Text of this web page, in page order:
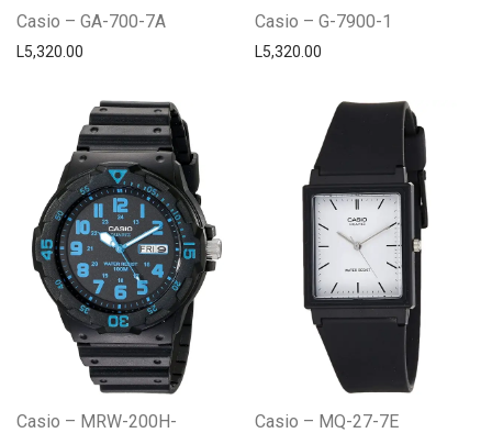
Casio – GA-700-7A
L5,320.00
Casio – G-7900-1
L5,320.00
Casio – MRW-200H-
Casio – MQ-27-7E